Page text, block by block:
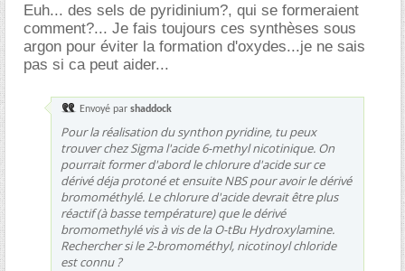
Euh... des sels de pyridinium?, qui se formeraient
comment?... Je fais toujours ces synthèses sous
argon pour éviter la formation d'oxydes...je ne sais
pas si ca peut aider...
Envoyé par shaddock
Pour la réalisation du synthon pyridine, tu peux
trouver chez Sigma l'acide 6-methyl nicotinique. On
pourrait former d'abord le chlorure d'acide sur ce
dérivé déja protoné et ensuite NBS pour avoir le dérivé
bromométhylé. Le chlorure d'acide devrait être plus
réactif (à basse température) que le dérivé
bromomethylé vis à vis de la O-tBu Hydroxylamine.
Rechercher si le 2-bromométhyl, nicotinoyl chloride
est connu ?